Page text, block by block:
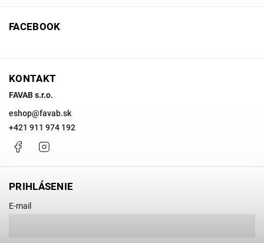
FACEBOOK
KONTAKT
FAVAB s.r.o.
eshop@favab.sk
+421 911 974 192
Facebook
PRIHLÁSENIE
E-mail